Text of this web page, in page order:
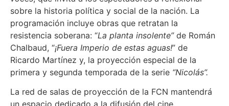
sobre la historia política y social de la nación. La
programación incluye obras que retratan la
resistencia soberana: “La planta insolente”de Román
Chalbaud, “¡Fuera Imperio de estas aguas!” de
Ricardo Martínez y, la proyección especial de la
primera y segunda temporada de la serie “Nicolás”.
La red de salas de proyección de la FCN mantendrá
un espacio dedicado a la difusión del cine